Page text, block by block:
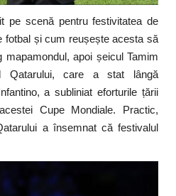
pe scenă pentru festivitatea de
fotbal și cum reușește acesta să
apoi șeicul Tamim
Qatarului, care a stat lângă
a subliniat eforturile țării
Cupe Mondiale. Practic,
a însemnat că festivalul